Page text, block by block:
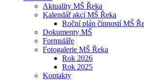
Aktuality MŠ Řeka
Kalendář akcí MŠ Řeka
Roční plán činností MŠ
Dokumenty MŠ
Formuláře
Fotogalerie MŠ Řeka
Rok 2026
Rok 2025
Kontakty